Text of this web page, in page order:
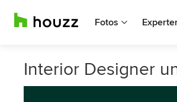
Fotos
Interior Designer